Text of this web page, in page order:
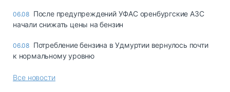
06.08 После предупреждений УФАС оренбургские АЗС
начали снижать цены на бензин
06.08 Потребление бензина в Удмуртии вернулось почти
к нормальному уровню
Все новости